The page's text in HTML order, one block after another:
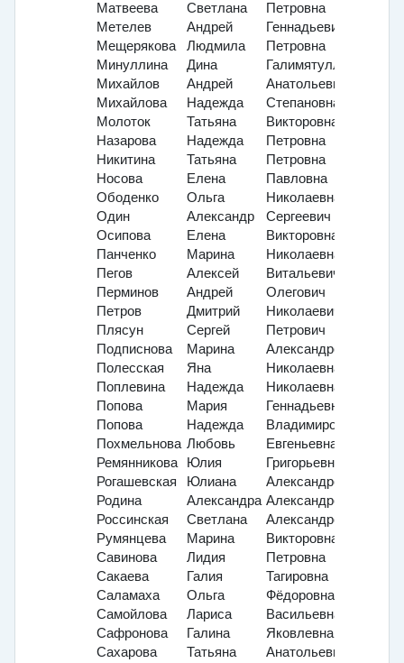
Матвеева
Светлана
Петровна
Метелев
Андрей
Геннадьевич
Мещерякова
Людмила
Петровна
Минуллина
Дина
Галимятулловна
Михайлов
Андрей
Анатольевич
Михайлова
Надежда
Степановна
Молоток
Татьяна
Викторовна
Назарова
Надежда
Петровна
Никитина
Татьяна
Петровна
Носова
Елена
Павловна
Ободенко
Ольга
Николаевна
Один
Александр
Сергеевич
Осипова
Елена
Викторовна
Панченко
Марина
Николаевна
Пегов
Алексей
Витальевич
Перминов
Андрей
Олегович
Петров
Дмитрий
Николаевич
Плясун
Сергей
Петрович
Подписнова
Марина
Александровна
Полесская
Яна
Николаевна
Поплевина
Надежда
Николаевна
Попова
Мария
Геннадьевна
Попова
Надежда
Владимировна
Похмельнова Любовь
Евгеньевна
Ремянникова
Юлия
Григорьевна
Рогашевская
Юлиана
Александровна
Родина
Александра Александровна
Россинская
Светлана
Александровна
Румянцева
Марина
Викторовна
Савинова
Лидия
Петровна
Сакаева
Галия
Тагировна
Саламаха
Ольга
Фёдоровна
Самойлова
Лариса
Васильевна
Сафронова
Галина
Яковлевна
Сахарова
Татьяна
Анатольевна